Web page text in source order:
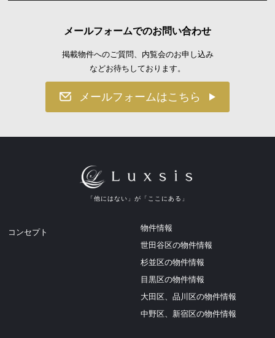
メールフォームでのお問い合わせ
掲載物件へのご質問、内覧会のお申し込み
などお待ちしております。
メールフォームはこちら
「他にはない」が「ここにある」
コンセプト
物件情報
世田谷区の物件情報
杉並区の物件情報
目黒区の物件情報
大田区、品川区の物件情報
中野区、新宿区の物件情報